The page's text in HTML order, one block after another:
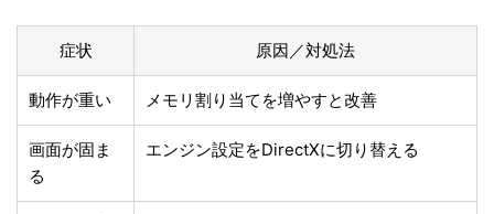
症状 原因／対処法
動作が重い メモリ割り当てを増やすと改善
画面が固ま
る
エンジン設定をDirectXに切り替える